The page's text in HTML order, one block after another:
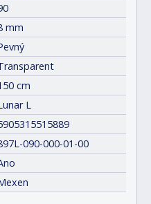
mm
cm
L
090-000-01-00